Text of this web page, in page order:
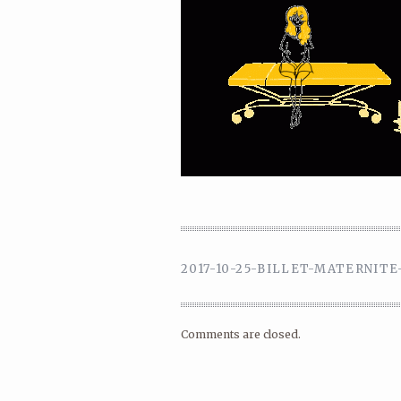
2017-10-25-BILLET-
Comments are closed.